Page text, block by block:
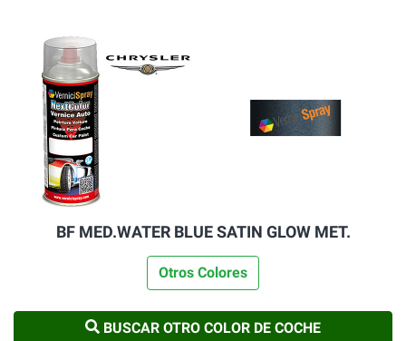
BF MED.WATER BLUE SATIN GLOW MET.
Otros Colores
BUSCAR OTRO COLOR DE COCHE